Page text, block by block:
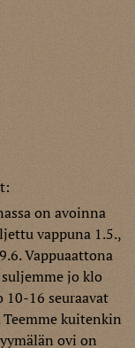
on avoinna
vappuna 1.5.,
Vappuaattona
jo klo
10-16 seuraavat
Teemme kuitenkin
ovi on